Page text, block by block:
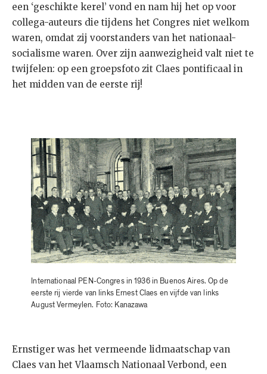
een ‘geschikte kerel’ vond en nam hij het op voor
collega-auteurs die tijdens het Congres niet welkom
waren, omdat zij voorstanders van het nationaal-
socialisme waren. Over zijn aanwezigheid valt niet te
twijfelen: op een groepsfoto zit Claes pontificaal in
het midden van de eerste rij!
Internationaal PEN-Congres in 1936 in Buenos Aires. Op de
eerste rij vierde van links Ernest Claes en vijfde van links
August Vermeylen. Foto: Kanazawa
Ernstiger was het vermeende lidmaatschap van
Claes van het Vlaamsch Nationaal Verbond, een